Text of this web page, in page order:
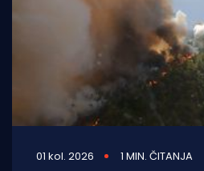
01 kol. 2026 1 MIN. ČITANJA